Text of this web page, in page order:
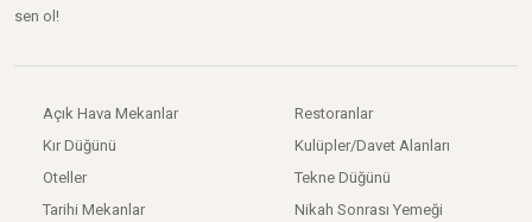
sen ol!
Açık Hava Mekanlar
Kır Düğünü
Oteller
Tarihi Mekanlar
Restoranlar
Kulüpler/Davet Alanları
Tekne Düğünü
Nikah Sonrası Yemeği